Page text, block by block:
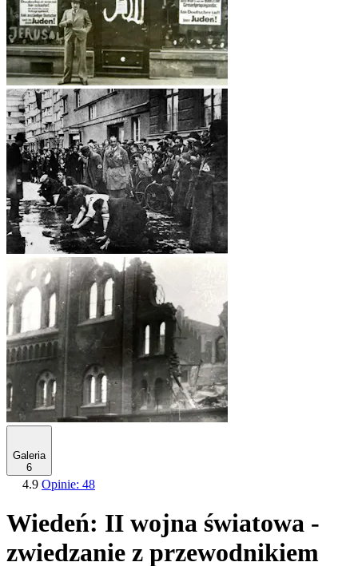
Galeria
6
4.9 Opinie: 48
Wiedeń: II wojna światowa -
zwiedzanie z przewodnikiem